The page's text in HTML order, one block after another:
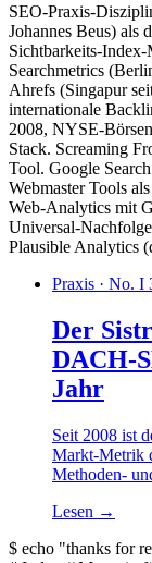
SEO-Praxis-
Johannes Beus) als
Sichtbarkeits-
Searchmetrics
Ahrefs (Singapur
internationale
2008, NYSE-
Stack. Screaming
Tool. Google
Webmaster Tools
Web-Analytics mit
Universal-
Plausible Analytics
Praxis · No. I
Der
DACH-
Jahr
Seit 2008 ist
Markt-Metrik
Methoden-
Lesen →
$ echo "thanks for